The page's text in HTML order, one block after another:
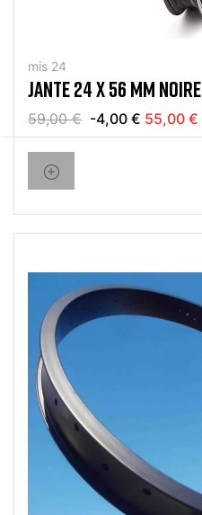
mis 24
JANTE 24 X 56 MM NOIRE
59,00 € -4,00 € 55,00 €